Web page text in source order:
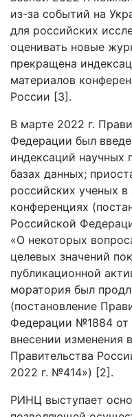
из-за событий на
для российских
оценивать новые
прекращена
материалов
России [3].
В марте 2022 г.
Федерации был
индексаций научных
базах данных;
российских ученых
конференциях
Российской
«О некоторых
целевых значений
публикационной
моратория был
(постановление
Федерации №1884 от
внесении изменения
Правительства
2022 г. №414») [2].
РИНЦ выступает